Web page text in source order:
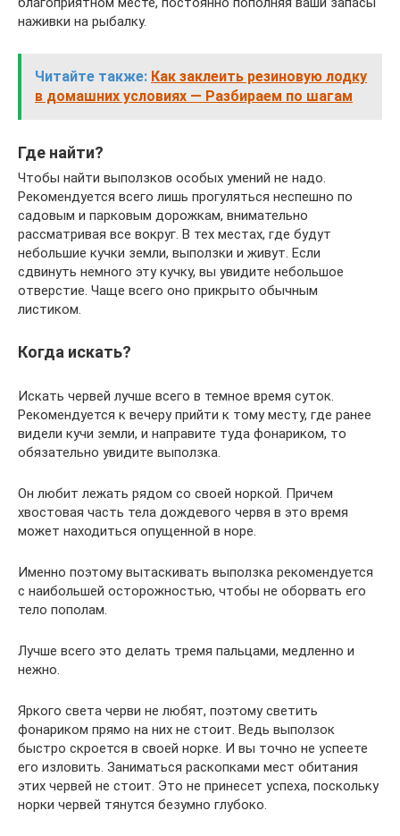
наживки на рыбалку.
Читайте также: Как заклеить резиновую лодку
в домашних условиях — Разбираем по шагам
Где найти?
Чтобы найти выползков особых умений не надо.
Рекомендуется всего лишь прогуляться неспешно по
садовым и парковым дорожкам, внимательно
рассматривая все вокруг. В тех местах, где будут
небольшие кучки земли, выползки и живут. Если
сдвинуть немного эту кучку, вы увидите небольшое
отверстие. Чаще всего оно прикрыто обычным
листиком.
Когда искать?
Искать червей лучше всего в темное время суток.
Рекомендуется к вечеру прийти к тому месту, где ранее
видели кучи земли, и направите туда фонариком, то
обязательно увидите выползка.
Он любит лежать рядом со своей норкой. Причем
хвостовая часть тела дождевого червя в это время
может находиться опущенной в норе.
Именно поэтому вытаскивать выползка рекомендуется
с наибольшей осторожностью, чтобы не оборвать его
тело пополам.
Лучше всего это делать тремя пальцами, медленно и
нежно.
Яркого света черви не любят, поэтому светить
фонариком прямо на них не стоит. Ведь выползок
быстро скроется в своей норке. И вы точно не успеете
его изловить. Заниматься раскопками мест обитания
этих червей не стоит. Это не принесет успеха, поскольку
норки червей тянутся безумно глубоко.